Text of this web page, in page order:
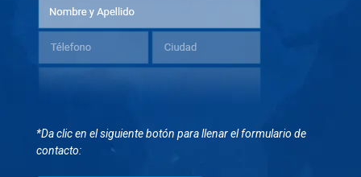
*Da clic en el siguiente botón para llenar el formulario de
contacto: